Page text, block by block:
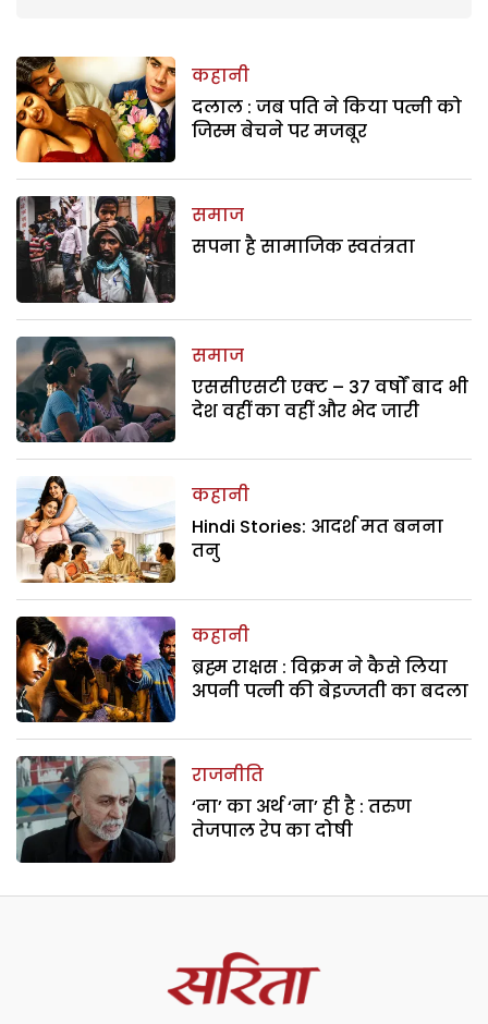
कहानी
दलाल : जब पति ने किया पत्नी को
जिस्म बेचने पर मजबूर
समाज
सपना है सामाजिक स्वतंत्रता
समाज
एससीएसटी एक्ट – 37 वर्षों बाद भी
देश वहीं का वहीं और भेद जारी
कहानी
Hindi Stories: आदर्श मत बनना
तनु
कहानी
ब्रह्म राक्षस : विक्रम ने कैसे लिया
अपनी पत्नी की बेइज्जती का बदला
राजनीति
‘ना’ का अर्थ ‘ना’ ही है : तरुण
तेजपाल रेप का दोषी